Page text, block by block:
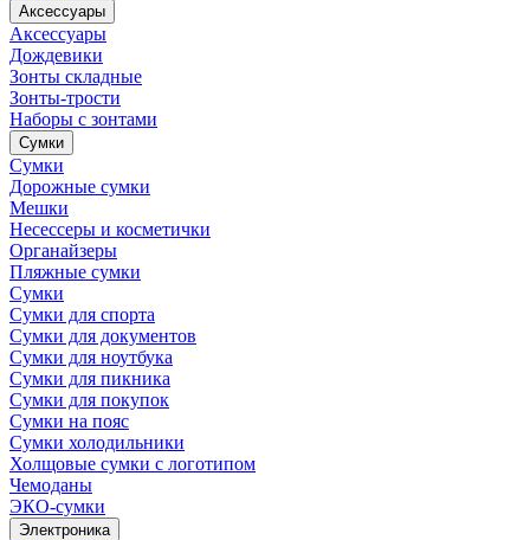
Аксессуары
Аксессуары
Дождевики
Зонты складные
Зонты-трости
Наборы с зонтами
Сумки
Сумки
Дорожные сумки
Мешки
Несессеры и косметички
Органайзеры
Пляжные сумки
Сумки
Сумки для спорта
Сумки для документов
Сумки для ноутбука
Сумки для пикника
Сумки для покупок
Сумки на пояс
Сумки холодильники
Холщовые сумки с логотипом
Чемоданы
ЭКО-сумки
Электроника